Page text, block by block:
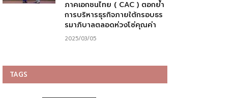
ภาคเอกชนไทย ( CAC ) ตอกย้ำ
การบริหารธุรกิจภายใต้กรอบธร
รมาภิบาลตลอดห่วงโซ่คุณค่า
2025/03/05
TAGS